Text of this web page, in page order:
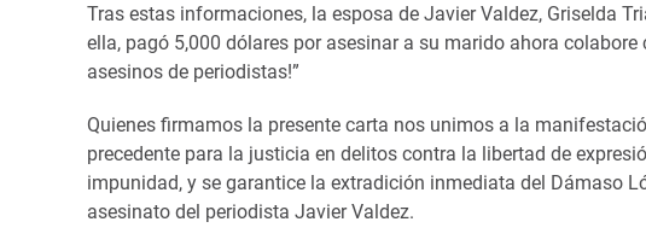
Tras estas informaciones, la esposa de Javier Valdez, Griselda
ella, pagó 5,000 dólares por asesinar a su marido ahora
asesinos de periodistas!”
Quienes firmamos la presente carta nos unimos a la
precedente para la justicia en delitos contra la libertad de
impunidad, y se garantice la extradición inmediata del Dámaso
asesinato del periodista Javier Valdez.